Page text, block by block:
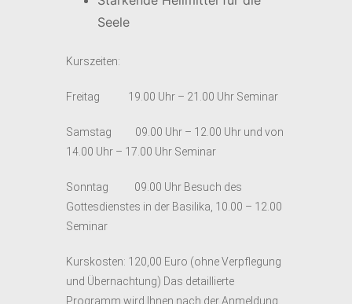
Seele
Kurszeiten:
Freitag 19.00 Uhr – 21.00 Uhr Seminar
Samstag 09.00 Uhr – 12.00 Uhr und von
14.00 Uhr – 17.00 Uhr Seminar
Sonntag 09.00 Uhr Besuch des
Gottesdienstes in der Basilika, 10.00 – 12.00
Seminar
Kurskosten: 120,00 Euro (ohne Verpflegung
und Übernachtung) Das detaillierte
Programm wird Ihnen nach der Anmeldung